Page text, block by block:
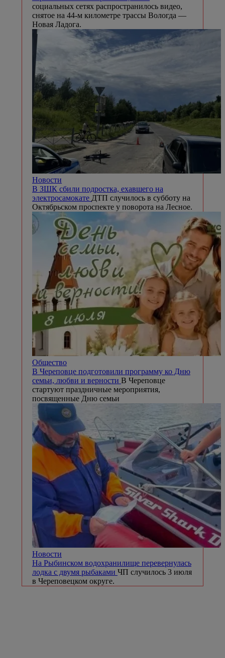
социальных сетях распространилось видео,
снятое на 44-м километре трассы Вологда —
Новая Ладога.
Новости
В ЗШК сбили подростка, ехавшего на
электросамокате ДТП случилось в субботу на
Октябрьском проспекте у поворота на Лесное.
Общество
В Череповце подготовили программу ко Дню
семьи, любви и верности В Череповце
стартуют праздничные мероприятия,
посвященные Дню семьи
Новости
На Рыбинском водохранилище перевернулась
лодка с двумя рыбаками ЧП случилось 3 июля
в Череповецком округе.